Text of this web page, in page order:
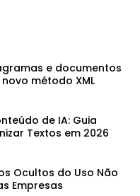
e documentos
novo método XML
de IA: Guia
Textos em 2026
Ocultos do Uso Não
Empresas